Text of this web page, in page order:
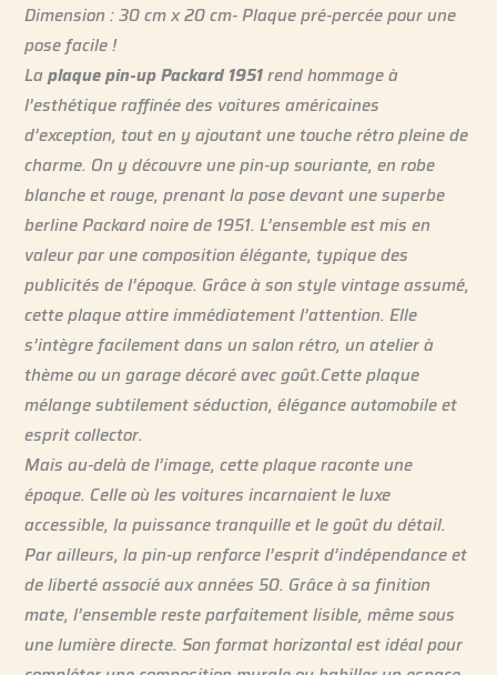
Dimension : 30 cm x 20 cm- Plaque pré-percée pour une
pose facile !
Laplaque pin-up Packard 1951rend hommage à
l’esthétique raffinée des voitures américaines
d’exception, tout en y ajoutant une touche rétro pleine de
charme. On y découvre une pin-up souriante, en robe
blanche et rouge, prenant la pose devant une superbe
berline Packard noire de 1951. L’ensemble est mis en
valeur par une composition élégante, typique des
publicités de l’époque. Grâce à son style vintage assumé,
cette plaque attire immédiatement l’attention. Elle
s’intègre facilement dans un salon rétro, un atelier à
thème ou un garage décoré avec goût.Cette plaque
mélange subtilement séduction, élégance automobile et
esprit collector.
Mais au-delà de l’image, cette plaque raconte une
époque. Celle où les voitures incarnaient le luxe
accessible, la puissance tranquille et le goût du détail.
Par ailleurs, la pin-up renforce l’esprit d’indépendance et
de liberté associé aux années 50. Grâce à sa finition
mate, l’ensemble reste parfaitement lisible, même sous
une lumière directe. Son format horizontal est idéal pour